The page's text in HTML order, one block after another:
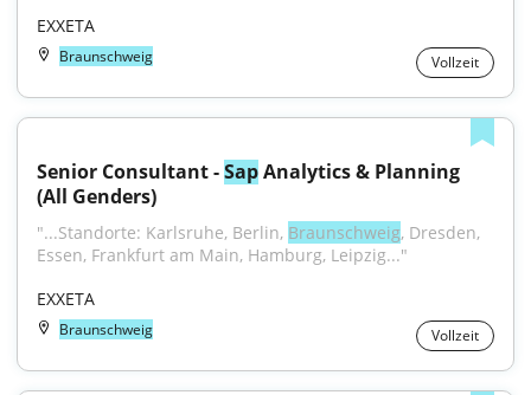
EXXETA
Braunschweig Vollzeit
Senior Consultant - Sap Analytics & Planning
(All Genders)
"...Standorte: Karlsruhe, Berlin, Braunschweig, Dresden,
Essen, Frankfurt am Main, Hamburg, Leipzig..."
EXXETA
Braunschweig Vollzeit